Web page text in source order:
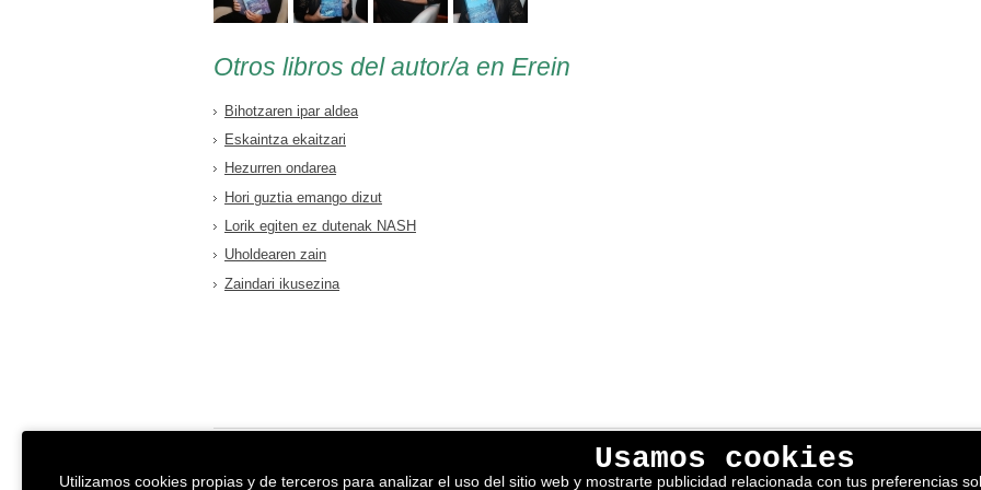
Otros libros del autor/a en Erein
Bihotzaren ipar aldea
Eskaintza ekaitzari
Hezurren ondarea
Hori guztia emango dizut
Lorik egiten ez dutenak NASH
Uholdearen zain
Zaindari ikusezina
Tolosa etorbidea 107.
Aviso legal y política de privacidad
Política de Cookies
Usamos cookies
Utilizamos cookies propias y de terceros para analizar el uso del sitio web y mostrarte publicidad relacionada con tus preferencias